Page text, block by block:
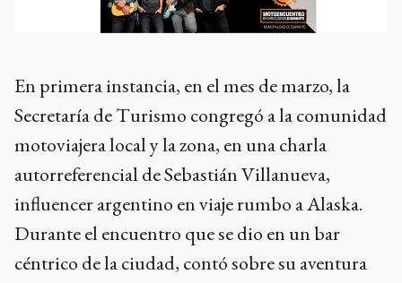
En primera instancia, en el mes de marzo, la
Secretaría de Turismo congregó a la comunidad
motoviajera local y la zona, en una charla
autorreferencial de Sebastián Villanueva,
influencer argentino en viaje rumbo a Alaska.
Durante el encuentro que se dio en un bar
céntrico de la ciudad, contó sobre su aventura